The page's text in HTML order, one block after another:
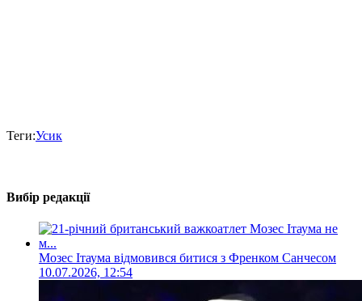
Теги:Усик
Вибір редакції
Мозес Ітаума відмовився битися з Френком Санчесом
10.07.2026, 12:54